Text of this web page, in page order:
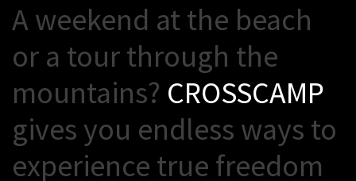
Aweekend at the beach
or a tourthrough the
mountains? CROSSCAMP
gives you endless ways to
experience true freedom